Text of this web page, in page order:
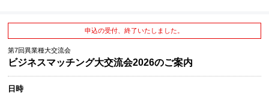
申込の受付、終了いたしました。
第7回異業種大交流会
ビジネスマッチング大交流会2026のご案内
日時